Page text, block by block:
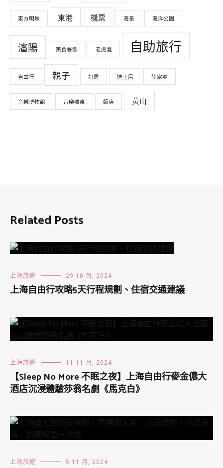
東方明珠 東港 機票 海景 海洋公園
瀋陽 美食餐飲 老虎灘 自助旅行
自由行 親子 訂房 迪士尼 陸家嘴
音樂博物館 音樂噴泉 飯店 黃山
Related Posts
上海旅遊 29 10 月, 2024
上海自由行攻略5天行程規劃、住宿交通建議
上海旅遊 11 11 月, 2024
【Sleep No More 不眠之夜】上海自由行麥金儂大
酒店沉浸體驗莎翁名劇《馬克白》
上海旅遊 5 11 月, 2024